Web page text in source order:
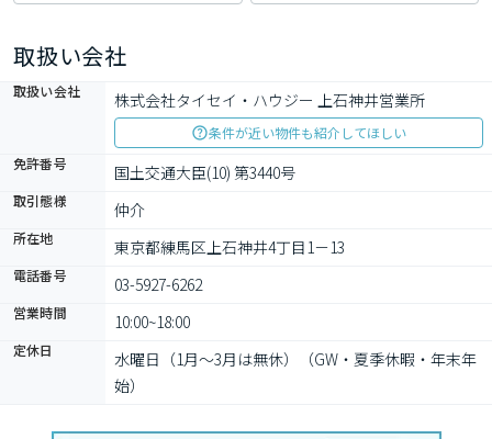
取扱い会社
取扱い会社 株式会社タイセイ・ハウジー 上石神井営業所
条件が近い物件も紹介してほしい
免許番号
国土交通大臣(10) 第3440号
取引態様 仲介
所在地 東京都練馬区上石神井4丁目1－13
電話番号 03-5927-6262
営業時間 10:00~18:00
定休日
水曜日（1月～3月は無休）（GW・夏季休暇・年末年
始）